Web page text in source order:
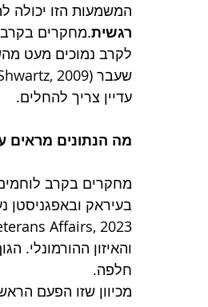
המשמעות הזו יכולה
רגשית
לקרב נמוכים מעט
עדיין צריך להחלים.
מה הנתונים
והאיזון
חלפה.
מכיוון שזו הפעם